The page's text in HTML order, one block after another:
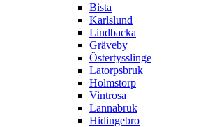
Bista
Karlslund
Lindbacka
Gräveby
Östertysslinge
Latorpsbruk
Holmstorp
Vintrosa
Lannabruk
Hidingebro